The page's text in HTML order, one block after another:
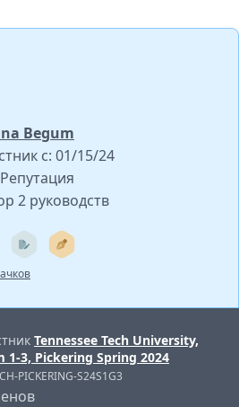
Begum
с: 01/15/24
2 руководств
Tennessee Tech University,
1-3, Pickering Spring 2024
PICKERING-S24S1G3